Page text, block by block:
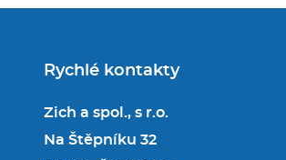
Rychlé kontakty
Zich a spol., s r.o.
Na Štěpníku 32